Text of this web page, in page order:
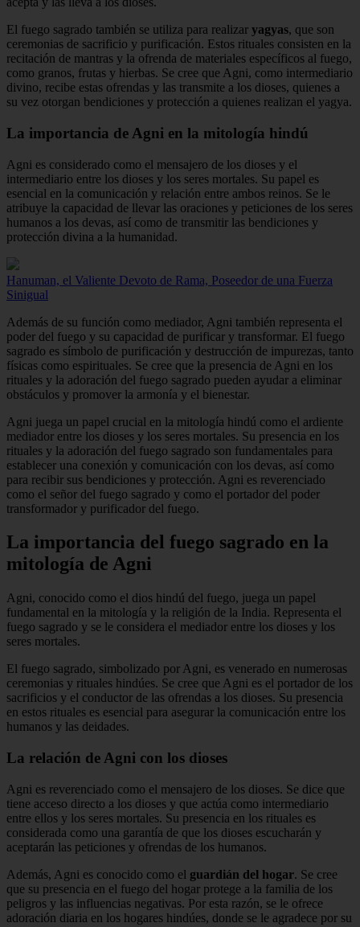
El fuego sagrado también se utiliza para realizar yagyas, que son
ceremonias de sacrificio y purificación. Estos rituales consisten en la
recitación de mantras y la ofrenda de materiales específicos al fuego,
como granos, frutas y hierbas. Se cree que Agni, como intermediario
divino, recibe estas ofrendas y las transmite a los dioses, quienes a
su vez otorgan bendiciones y protección a quienes realizan el yagya.
La importancia de Agni en la mitología hindú
Agni es considerado como el mensajero de los dioses y el
intermediario entre los dioses y los seres mortales. Su papel es
esencial en la comunicación y relación entre ambos reinos. Se le
atribuye la capacidad de llevar las oraciones y peticiones de los seres
humanos a los devas, así como de transmitir las bendiciones y
protección divina a la humanidad.
Hanuman, el Valiente Devoto de Rama, Poseedor de una Fuerza
Sinigual
Además de su función como mediador, Agni también representa el
poder del fuego y su capacidad de purificar y transformar. El fuego
sagrado es símbolo de purificación y destrucción de impurezas, tanto
físicas como espirituales. Se cree que la presencia de Agni en los
rituales y la adoración del fuego sagrado pueden ayudar a eliminar
obstáculos y promover la armonía y el bienestar.
Agni juega un papel crucial en la mitología hindú como el ardiente
mediador entre los dioses y los seres mortales. Su presencia en los
rituales y la adoración del fuego sagrado son fundamentales para
establecer una conexión y comunicación con los devas, así como
para recibir sus bendiciones y protección. Agni es reverenciado
como el señor del fuego sagrado y como el portador del poder
transformador y purificador del fuego.
La importancia del fuego sagrado en la
mitología de Agni
Agni, conocido como el dios hindú del fuego, juega un papel
fundamental en la mitología y la religión de la India. Representa el
fuego sagrado y se le considera el mediador entre los dioses y los
seres mortales.
El fuego sagrado, simbolizado por Agni, es venerado en numerosas
ceremonias y rituales hindúes. Se cree que Agni es el portador de los
sacrificios y el conductor de las ofrendas a los dioses. Su presencia
en estos rituales es esencial para asegurar la comunicación entre los
humanos y las deidades.
La relación de Agni con los dioses
Agni es reverenciado como el mensajero de los dioses. Se dice que
tiene acceso directo a los dioses y que actúa como intermediario
entre ellos y los seres mortales. Su presencia en los rituales es
considerada como una garantía de que los dioses escucharán y
aceptarán las peticiones y ofrendas de los humanos.
Además, Agni es conocido como el guardián del hogar. Se cree
que su presencia en el fuego del hogar protege a la familia de los
peligros y las influencias negativas. Por esta razón, se le ofrece
adoración diaria en los hogares hindúes, donde se le agradece por su